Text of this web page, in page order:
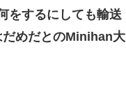
をするにしても輸送
だめだとのMinihan大